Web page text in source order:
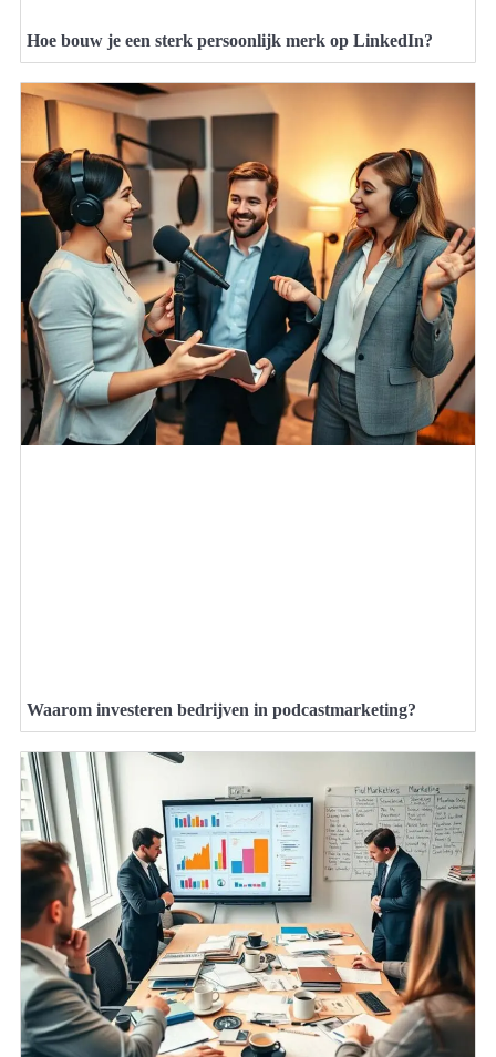
Hoe bouw je een sterk persoonlijk merk op LinkedIn?
Waarom investeren bedrijven in podcastmarketing?